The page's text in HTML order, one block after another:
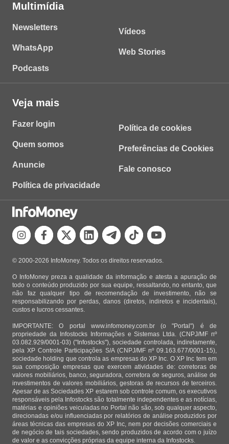
Multimídia
Newsletters
WhatsApp
Podcasts
Vídeos
Web Stories
Veja mais
Fazer login
Quem somos
Anuncie
Política de privacidade
Política de cookies
Preferências de Cookies
Fale conosco
© 2000-2026 InfoMoney. Todos os direitos reservados.
O InfoMoney preza a qualidade da informação e atesta a apuração de
todo o conteúdo produzido por sua equipe, ressaltando, no entanto, que
não faz qualquer tipo de recomendação de investimento, não se
responsabilizando por perdas, danos (diretos, indiretos e incidentais),
custos e lucros cessantes.
IMPORTANTE: O portal www.infomoney.com.br (o "Portal") é de
propriedade da Infostocks Informações e Sistemas Ltda. (CNPJ/MF nº
03.082.929/0001-03) ("Infostocks"), sociedade controlada, indiretamente,
pela XP Controle Participações S/A (CNPJ/MF nº 09.163.677/0001-15),
sociedade holding que controla as empresas do XP Inc. O XP Inc tem em
sua composição empresas que exercem atividades de: corretoras de
valores mobiliários, banco, seguradora, corretora de seguros, análise de
investimentos de valores mobiliários, gestoras de recursos de terceiros.
Apesar de as Sociedades XP estarem sob controle comum, os executivos
responsáveis pela Infostocks são totalmente independentes e as notícias,
matérias e opiniões veiculadas no Portal não são, sob qualquer aspecto,
direcionadas e/ou influenciadas por relatórios de análise produzidos por
áreas técnicas das empresas do XP Inc, nem por decisões comerciais e
de negócio de tais sociedades, sendo produzidos de acordo com o juízo
de valor e as convicções próprias da equipe interna da Infostocks.